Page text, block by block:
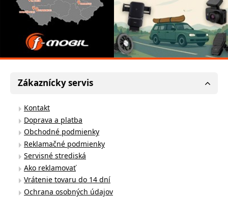
Zákaznícky servis
Kontakt
Doprava a platba
Obchodné podmienky
Reklamačné podmienky
Servisné strediská
Ako reklamovať
Vrátenie tovaru do 14 dní
Ochrana osobných údajov